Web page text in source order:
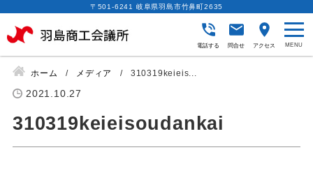
〒501-6241 岐阜県羽島市竹鼻町2635
電話する 問合せ アクセス
ホーム メディア 310319keieis...
2021.10.27
310319keieisoudankai